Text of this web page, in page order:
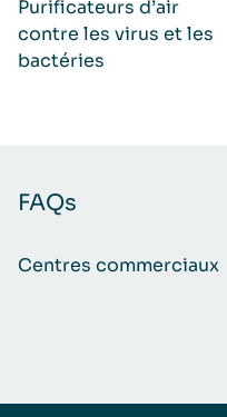
Purificateurs d’air
contre les virus et les
bactéries
FAQs
Centres commerciaux